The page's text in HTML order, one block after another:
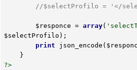
//$selectProfilo = '</
$responce = array(
$selectProfilo );
print json_encode(
?>